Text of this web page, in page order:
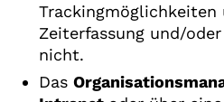
Trackingmöglichkeiten
Zeiterfassung und/
nicht.
Das